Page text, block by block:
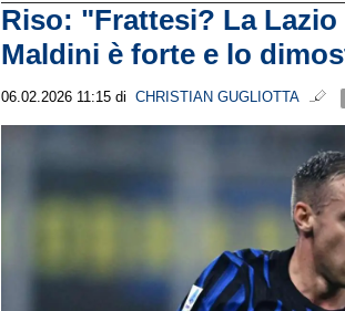
Riso: "Frattesi? La
Maldini è forte e lo
06.02.2026 11:15 di CHRISTIAN GUGLIOTTA